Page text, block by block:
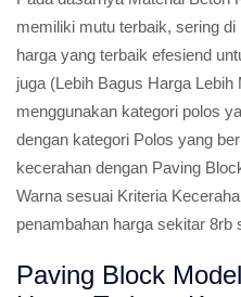
memiliki mutu terbaik, sering
harga yang terbaik efesiend
juga (Lebih Bagus Harga
menggunakan kategori polos
dengan kategori Polos yang
kecerahan dengan Paving
Warna sesuai Kriteria
penambahan harga sekitar 8rb
Paving Block